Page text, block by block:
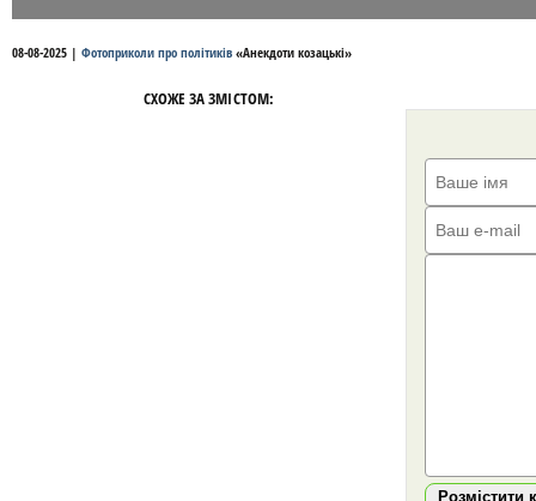
08-08-2025 | Фотоприколи про політиків «Анекдоти козацькі»
СХОЖЕ ЗА ЗМІСТОМ:
Розмістити